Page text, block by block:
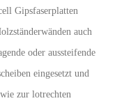
Gipsfaserplatten
auch
oder aussteifende
eingesetzt und
zur lotrechten